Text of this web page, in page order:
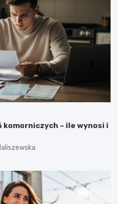
komorniczych – ile wynosi i